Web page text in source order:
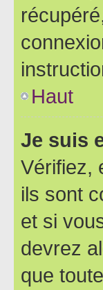
Haut
Je suis
Vérifiez,
ils sont
et si
devrez
que